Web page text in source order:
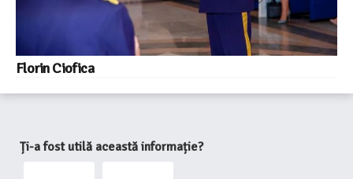
Florin Ciofica
Ți-a fost utilă această informație?